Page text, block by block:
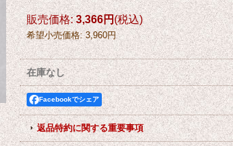
販売価格: 3,366円(税込)
希望小売価格: 3,960円
在庫なし
Facebookでシェア
返品特約に関する重要事項